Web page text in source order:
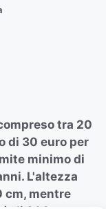
tra 20
di 30 euro per
minimo di
L'altezza
cm, mentre